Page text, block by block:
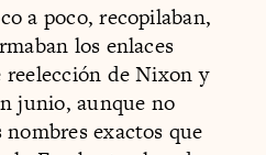
a poco, recopilaban,
los enlaces
reelección de Nixon y
junio, aunque no
exactos que